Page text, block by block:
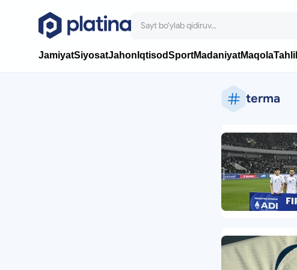
JamiyatSiyosatJahon IqtisodSportMadaniyatMaqolaTahlil
terma